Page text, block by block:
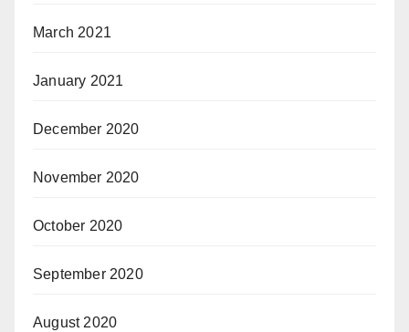
March 2021
January 2021
December 2020
November 2020
October 2020
September 2020
August 2020